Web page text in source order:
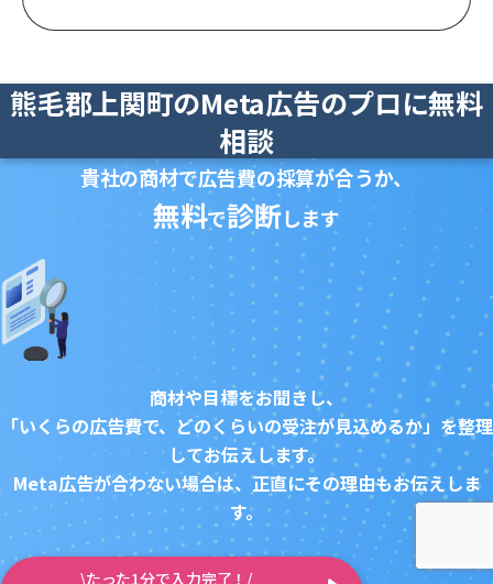
熊毛郡上関町のMeta広告のプロに無料
相談
貴社の商材で広告費の採算が合うか、
無料で診断します
商材や目標をお聞きし、
「いくらの広告費で、どのくらいの受注が見込めるか」を整理
してお伝えします。
Meta広告が合わない場合は、正直にその理由もお伝えしま
す。
\たった1分で入力完了！/